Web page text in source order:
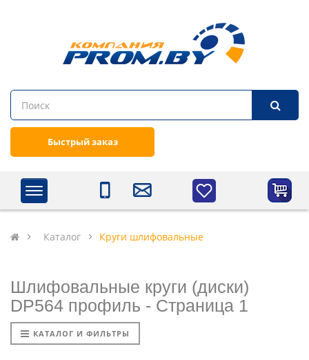
Быстрый заказ
Каталог Круги шлифовальные
Шлифовальные круги (диски)
DP564 профиль - Cтраница 1
КАТАЛОГ И ФИЛЬТРЫ